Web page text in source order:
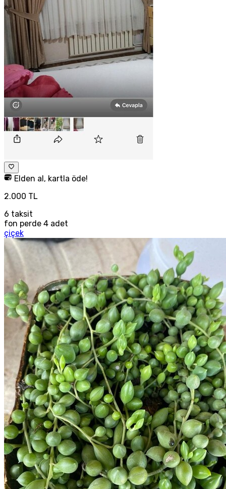
Elden al, kartla öde!
2.000 TL
6 taksit
fon perde 4 adet
çiçek